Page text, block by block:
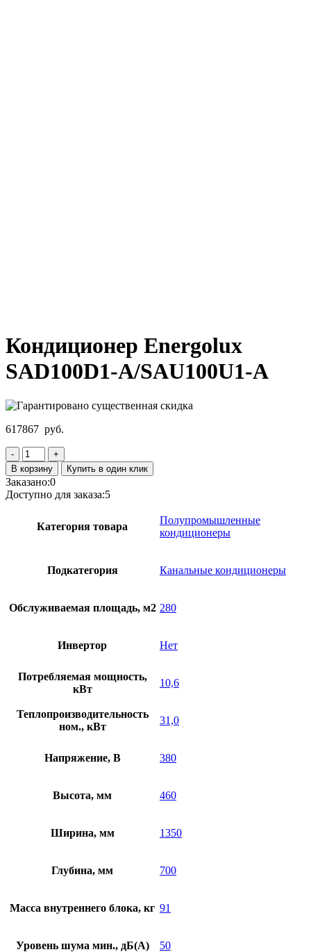
Кондиционер Energolux
SAD100D1-A/SAU100U1-A
617867 руб.
Количество
товара
Кондиционер
Energolux
SAD100D1-
В корзину Купить в один клик
Заказано:0
Доступно для заказа:5
Категория товара
Полупромышленные
кондиционеры
Подкатегория Канальные кондиционеры
Обслуживаемая площадь, м2 280
Инвертор Нет
Потребляемая мощность,
кВт
10,6
Теплопроизводительность
ном., кВт
31,0
Напряжение, В 380
Высота, мм 460
Ширина, мм 1350
Глубина, мм 700
Масса внутреннего блока, кг 91
Уровень шума мин., дБ(А) 50